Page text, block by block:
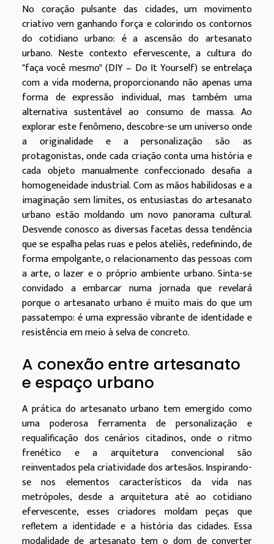
No coração pulsante das cidades, um movimento
criativo vem ganhando força e colorindo os contornos
do cotidiano urbano: é a ascensão do artesanato
urbano. Neste contexto efervescente, a cultura do
"faça você mesmo" (DIY – Do It Yourself) se entrelaça
com a vida moderna, proporcionando não apenas uma
forma de expressão individual, mas também uma
alternativa sustentável ao consumo de massa. Ao
explorar este fenômeno, descobre-se um universo onde
a originalidade e a personalização são as
protagonistas, onde cada criação conta uma história e
cada objeto manualmente confeccionado desafia a
homogeneidade industrial. Com as mãos habilidosas e a
imaginação sem limites, os entusiastas do artesanato
urbano estão moldando um novo panorama cultural.
Desvende conosco as diversas facetas dessa tendência
que se espalha pelas ruas e pelos ateliês, redefinindo, de
forma empolgante, o relacionamento das pessoas com
a arte, o lazer e o próprio ambiente urbano. Sinta-se
convidado a embarcar numa jornada que revelará
porque o artesanato urbano é muito mais do que um
passatempo: é uma expressão vibrante de identidade e
resistência em meio à selva de concreto.
A conexão entre artesanato
e espaço urbano
A prática do artesanato urbano tem emergido como
uma poderosa ferramenta de personalização e
requalificação dos cenários citadinos, onde o ritmo
frenético e a arquitetura convencional são
reinventados pela criatividade dos artesãos. Inspirando-
se nos elementos característicos da vida nas
metrópoles, desde a arquitetura até ao cotidiano
efervescente, esses criadores moldam peças que
refletem a identidade e a história das cidades. Essa